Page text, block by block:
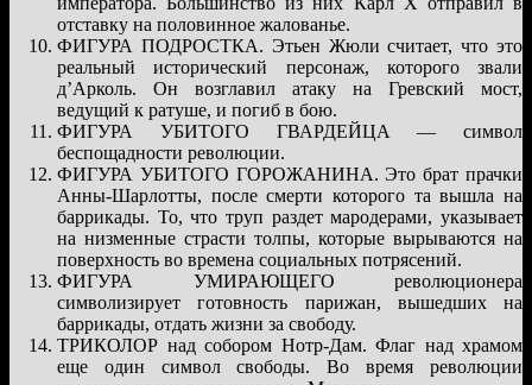
отставку на половинное жалованье.
ФИГУРА ПОДРОСТКА. Этьен Жюли считает, что это
реальный исторический персонаж, которого звали
д’Арколь. Он возглавил атаку на Гревский мост,
ведущий к ратуше, и погиб в бою.
ФИГУРА УБИТОГО ГВАРДЕЙЦА — символ
беспощадности революции.
ФИГУРА УБИТОГО ГОРОЖАНИНА. Это брат прачки
Анны-Шарлотты, после смерти которого та вышла на
баррикады. То, что труп раздет мародерами, указывает
на низменные страсти толпы, которые вырываются на
поверхность во времена социальных потрясений.
ФИГУРА УМИРАЮЩЕГО революционера
символизирует готовность парижан, вышедших на
баррикады, отдать жизни за свободу.
ТРИКОЛОР над собором Нотр-Дам. Флаг над храмом
еще один символ свободы. Во время революции